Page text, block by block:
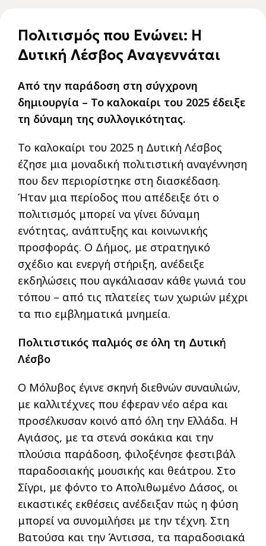
Πολιτισμός που Ενώνει: Η
Δυτική Λέσβος Αναγεννάται
Από την παράδοση στη σύγχρονη
δημιουργία – Το καλοκαίρι του 2025 έδειξε
τη δύναμη της συλλογικότητας.
Το καλοκαίρι του 2025 η Δυτική Λέσβος
έζησε μια μοναδική πολιτιστική αναγέννηση
που δεν περιορίστηκε στη διασκέδαση.
Ήταν μια περίοδος που απέδειξε ότι ο
πολιτισμός μπορεί να γίνει δύναμη
ενότητας, ανάπτυξης και κοινωνικής
προσφοράς. Ο Δήμος, με στρατηγικό
σχέδιο και ενεργή στήριξη, ανέδειξε
εκδηλώσεις που αγκάλιασαν κάθε γωνιά του
τόπου – από τις πλατείες των χωριών μέχρι
τα πιο εμβληματικά μνημεία.
Πολιτιστικός παλμός σε όλη τη Δυτική
Λέσβο
Ο Μόλυβος έγινε σκηνή διεθνών συναυλιών,
με καλλιτέχνες που έφεραν νέο αέρα και
προσέλκυσαν κοινό από όλη την Ελλάδα. Η
Αγιάσος, με τα στενά σοκάκια και την
πλούσια παράδοση, φιλοξένησε φεστιβάλ
παραδοσιακής μουσικής και θεάτρου. Στο
Σίγρι, με φόντο το Απολιθωμένο Δάσος, οι
εικαστικές εκθέσεις ανέδειξαν πώς η φύση
μπορεί να συνομιλήσει με την τέχνη. Στη
Βατούσα και την Άντισσα, τα παραδοσιακά